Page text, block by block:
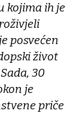
kojima ih je
posvećen
život
30
je
priče